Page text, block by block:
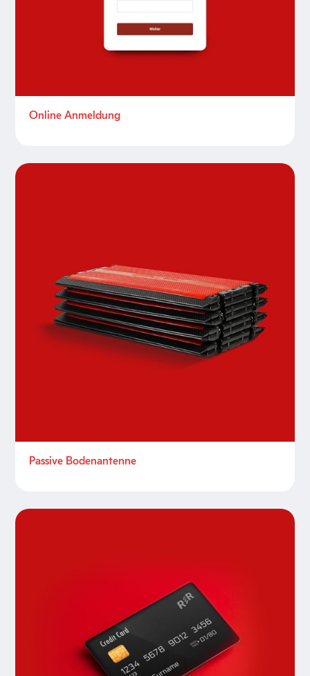
Online Anmeldung
Passive Bodenantenne